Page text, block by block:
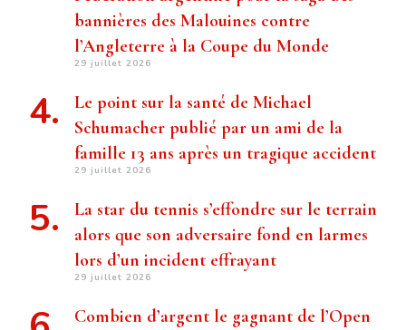
bannières des Malouines contre
l’Angleterre à la Coupe du Monde
29 juillet 2026
Le point sur la santé de Michael
Schumacher publié par un ami de la
famille 13 ans après un tragique accident
29 juillet 2026
La star du tennis s’effondre sur le terrain
alors que son adversaire fond en larmes
lors d’un incident effrayant
29 juillet 2026
Combien d’argent le gagnant de l’Open